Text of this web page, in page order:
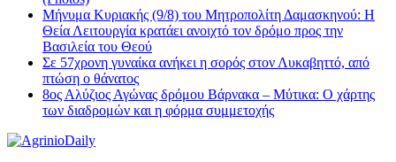
Μήνυμα Κυριακής (9/8) του Μητροπολίτη Δαμασκηνού: Η
Θεία Λειτουργία κρατάει ανοιχτό τον δρόμο προς την
Βασιλεία του Θεού
Σε 57χρονη γυναίκα ανήκει η σορός στον Λυκαβηττό, από
πτώση ο θάνατος
8ος Αλύζιος Αγώνας δρόμου Βάρνακα – Μύτικα: Ο χάρτης
των διαδρομών και η φόρμα συμμετοχής